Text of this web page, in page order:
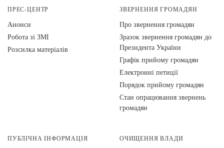
ПРЕС-ЦЕНТР
Анонси
Робота зі ЗМІ
Розсилка матеріалів
ЗВЕРНЕННЯ ГРОМАДЯН
Про звернення громадян
Зразок звернення громадян до
Президента України
Графік прийому громадян
Електронні петиції
Порядок прийому громадян
Стан опрацювання звернень
громадян
ПУБЛІЧНА ІНФОРМАЦІЯ ОЧИЩЕННЯ ВЛАДИ